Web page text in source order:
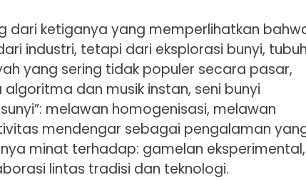
dari ketiganya yang memperlihatkan
industri, tetapi dari eksplorasi bunyi,
yang sering tidak populer secara pasar,
dan musik instan, seni bunyi
melawan homogenisasi, melawan
mendengar sebagai pengalaman
minat terhadap: gamelan eksperimental,
lintas tradisi dan teknologi.